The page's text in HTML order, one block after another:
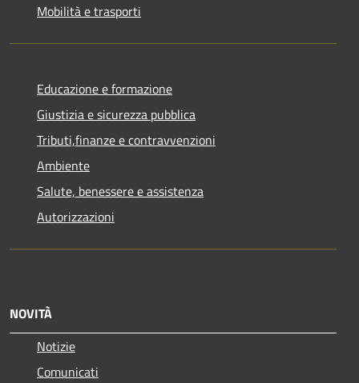
Mobilità e trasporti
Educazione e formazione
Giustizia e sicurezza pubblica
Tributi,finanze e contravvenzioni
Ambiente
Salute, benessere e assistenza
Autorizzazioni
NOVITÀ
Notizie
Comunicati